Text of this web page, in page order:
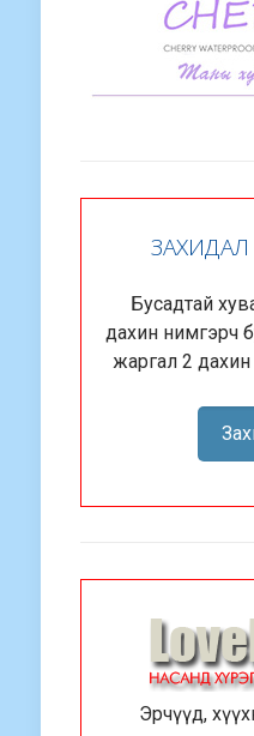
Бусадтай
дахин нимгэрч
жаргал 2
Эрчүүд,